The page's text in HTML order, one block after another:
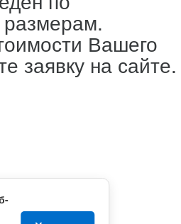
Вашего
заявку на сайте.